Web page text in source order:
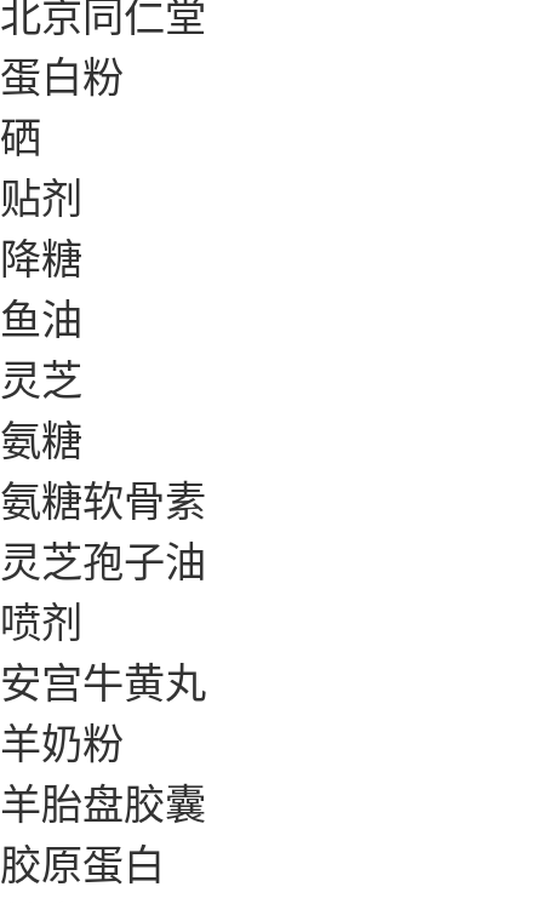
北京同仁堂
蛋白粉
硒
贴剂
降糖
鱼油
灵芝
氨糖
氨糖软骨素
灵芝孢子油
喷剂
安宫牛黄丸
羊奶粉
羊胎盘胶囊
胶原蛋白